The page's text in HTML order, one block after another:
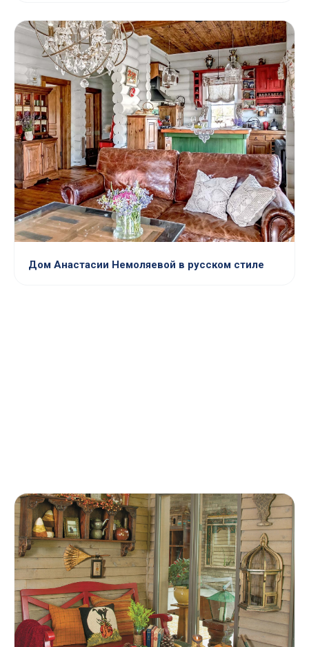
Дом Анастасии Немоляевой в русском стиле